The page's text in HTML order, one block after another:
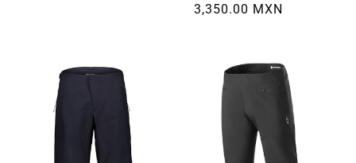
habitual
3,350.00 MXN